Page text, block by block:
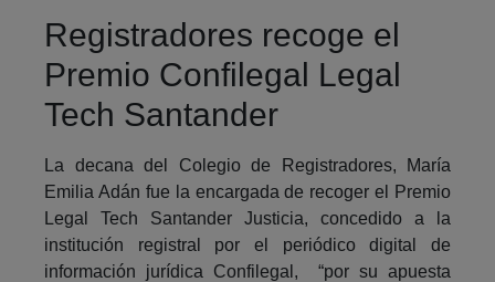
Registradores recoge el
Premio Confilegal Legal
Tech Santander
La decana del Colegio de Registradores, María
Emilia Adán fue la encargada de recoger el Premio
Legal Tech Santander Justicia, concedido a la
institución registral por el periódico digital de
información jurídica Confilegal, “por su apuesta